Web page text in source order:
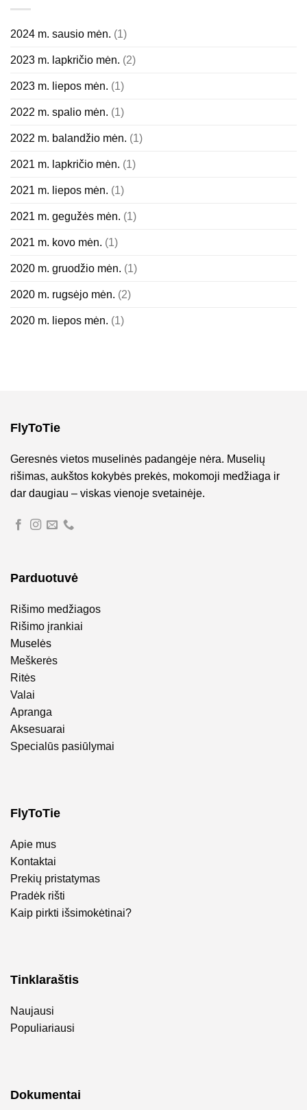
2024 m. sausio mėn. (1)
2023 m. lapkričio mėn. (2)
2023 m. liepos mėn. (1)
2022 m. spalio mėn. (1)
2022 m. balandžio mėn. (1)
2021 m. lapkričio mėn. (1)
2021 m. liepos mėn. (1)
2021 m. gegužės mėn. (1)
2021 m. kovo mėn. (1)
2020 m. gruodžio mėn. (1)
2020 m. rugsėjo mėn. (2)
2020 m. liepos mėn. (1)
FlyToTie
Geresnės vietos muselinės padangėje nėra. Muselių
rišimas, aukštos kokybės prekės, mokomoji medžiaga ir
dar daugiau – viskas vienoje svetainėje.
Parduotuvė
Rišimo medžiagos
Rišimo įrankiai
Muselės
Meškerės
Ritės
Valai
Apranga
Aksesuarai
Specialūs pasiūlymai
FlyToTie
Apie mus
Kontaktai
Prekių pristatymas
Pradėk rišti
Kaip pirkti išsimokėtinai?
Tinklaraštis
Naujausi
Populiariausi
Dokumentai